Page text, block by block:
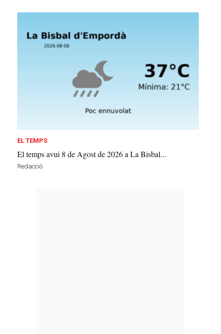
EL TEMPS
El temps avui 8 de Agost de 2026 a La Bisbal...
Redacció